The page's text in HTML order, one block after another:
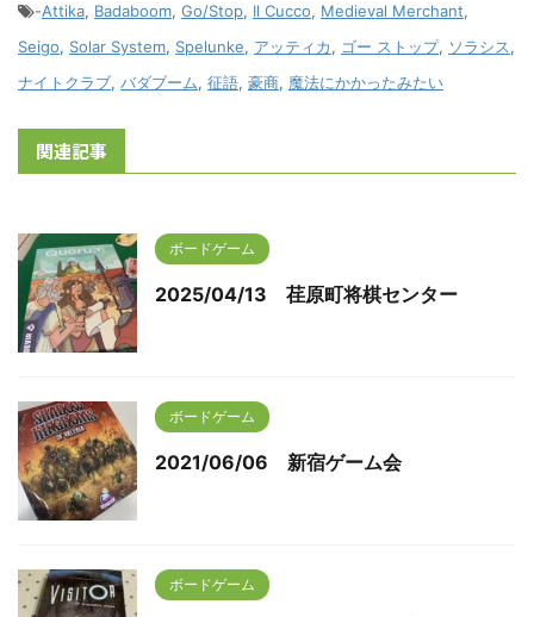
-Attika, Badaboom, Go/Stop, Il Cucco, Medieval Merchant,
Seigo, Solar System, Spelunke, アッティカ, ゴー ストップ, ソラシス,
ナイトクラブ, バダブーム, 征語, 豪商, 魔法にかかったみたい
関連記事
ボードゲーム
2025/04/13 荏原町将棋センター
ボードゲーム
2021/06/06 新宿ゲーム会
ボードゲーム